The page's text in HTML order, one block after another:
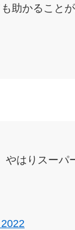
助かること
はりスーパ